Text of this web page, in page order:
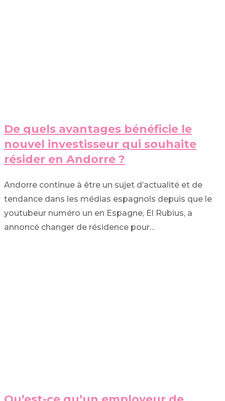
De quels avantages bénéficie le
nouvel investisseur qui souhaite
résider en Andorre ?
Andorre continue à être un sujet d’actualité et de
tendance dans les médias espagnols depuis que le
youtubeur numéro un en Espagne, El Rubius, a
annoncé changer de résidence pour…